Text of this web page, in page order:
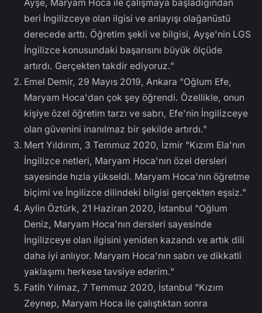
Ayşe, Maryam Hoca ile çalışmaya başladığından
beri İngilizceye olan ilgisi ve anlayışı olağanüstü
derecede arttı. Öğretim şekli ve bilgisi, Ayşe'nin LGS
İngilizce konusundaki başarısını büyük ölçüde
artırdı. Gerçekten takdir ediyoruz."
Emel Demir, 29 Mayıs 2019, Ankara "Oğlum Efe,
Maryam Hoca'dan çok şey öğrendi. Özellikle, onun
kişiye özel öğretim tarzı ve sabrı, Efe'nin İngilizceye
olan güvenini inanılmaz bir şekilde artırdı."
Mert Yıldırım, 3 Temmuz 2020, İzmir "Kızım Ela'nın
İngilizce netleri, Maryam Hoca'nın özel dersleri
sayesinde hızla yükseldi. Maryam Hoca'nın öğretme
biçimi ve İngilizce dilindeki bilgisi gerçekten eşsiz."
Aylin Öztürk, 21 Haziran 2020, İstanbul "Oğlum
Deniz, Maryam Hoca'nın dersleri sayesinde
İngilizceye olan ilgisini yeniden kazandı ve artık dili
daha iyi anlıyor. Maryam Hoca'nın sabrı ve dikkatli
yaklaşımı herkese tavsiye ederim."
Fatih Yılmaz, 7 Temmuz 2020, İstanbul "Kızım
Zeynep, Maryam Hoca ile çalıştıktan sonra